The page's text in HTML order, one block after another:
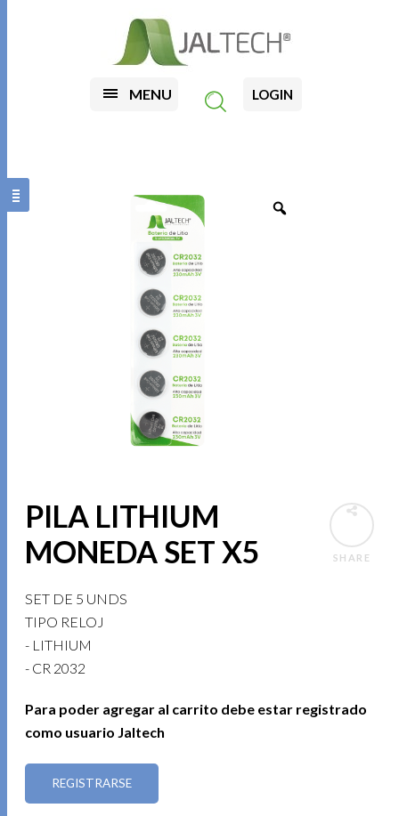
MENU LOGIN
SHARE
PILA LITHIUM
MONEDA SET X5
SET DE 5 UNDS
TIPO RELOJ
- LITHIUM
- CR 2032
Para poder agregar al carrito debe estar registrado
como usuario Jaltech
REGISTRARSE